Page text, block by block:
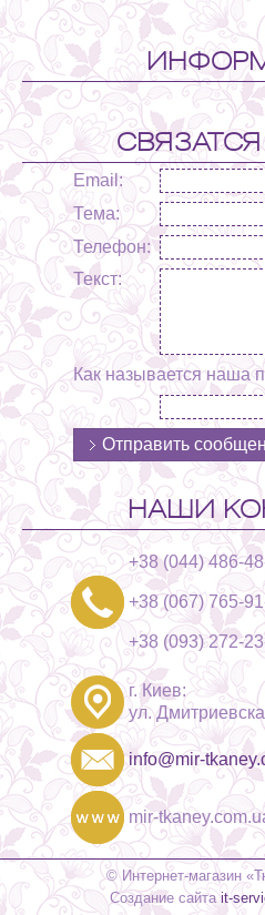
Email:
Тема:
Телефон:
Текст:
Как называется наша
НАШИ
+38 (044) 486-
+38 (067) 765-
+38 (093) 272-
г. Киев:
ул.
info@mir-
mir-
© Интернет-магазин
Создание сайтаit-